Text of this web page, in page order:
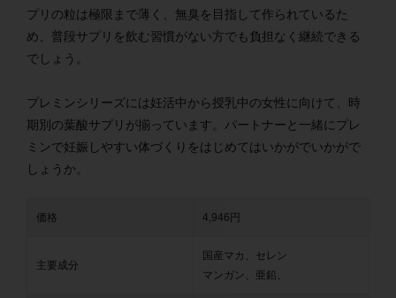
プリの粒は極限まで薄く、無臭を目指して作られているた
め、普段サプリを飲む習慣がない方でも負担なく継続できる
でしょう。
プレミンシリーズには妊活中から授乳中の女性に向けて、時
期別の葉酸サプリが揃っています。パートナーと一緒にプレ
ミンで妊娠しやすい体づくりをはじめてはいかがでいかがで
しょうか。
価格 4,946円
主要成分
国産マカ、セレン
マンガン、亜鉛、